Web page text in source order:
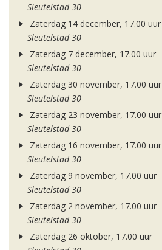
Sleutelstad 30
Zaterdag 14 december, 17.00 uur
Sleutelstad 30
Zaterdag 7 december, 17.00 uur
Sleutelstad 30
Zaterdag 30 november, 17.00 uur
Sleutelstad 30
Zaterdag 23 november, 17.00 uur
Sleutelstad 30
Zaterdag 16 november, 17.00 uur
Sleutelstad 30
Zaterdag 9 november, 17.00 uur
Sleutelstad 30
Zaterdag 2 november, 17.00 uur
Sleutelstad 30
Zaterdag 26 oktober, 17.00 uur